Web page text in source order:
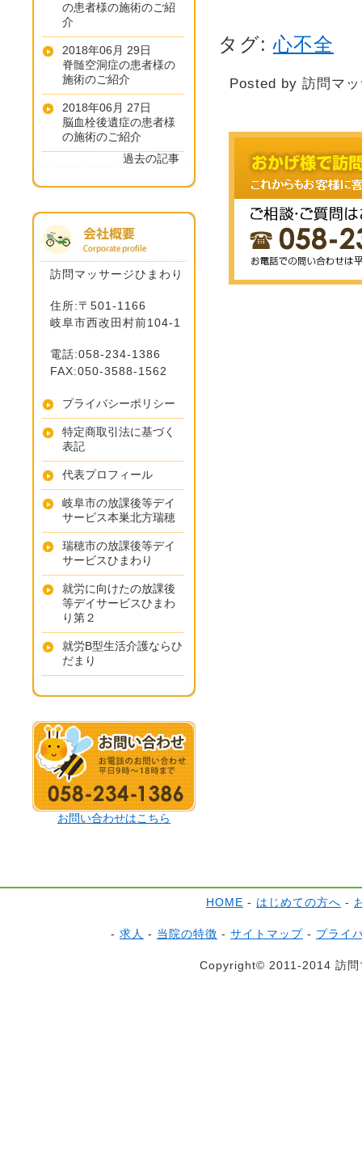
タグ:心不全
Posted by 訪問マ
の患者様の施術のご紹
介
2018年06月 29日
脊髄空洞症の患者様の
施術のご紹介
2018年06月 27日
脳血栓後遺症の患者様
の施術のご紹介
過去の記事
訪問マッサージひまわり
住所:〒501-1166
岐阜市西改田村前104-1
電話:058-234-1386
FAX:050-3588-1562
プライバシーポリシー
特定商取引法に基づく
表記
代表プロフィール
岐阜市の放課後等デイ
サービス本巣北方瑞穂
瑞穂市の放課後等デイ
サービスひまわり
就労に向けたの放課後
等デイサービスひまわ
り第２
就労B型生活介護ならひ
だまり
お問い合わせはこちら
HOME - はじめての方へ -
- 求人 - 当院の特徴 - サイトマップ - プライ
Copyright© 2011-2014 訪問